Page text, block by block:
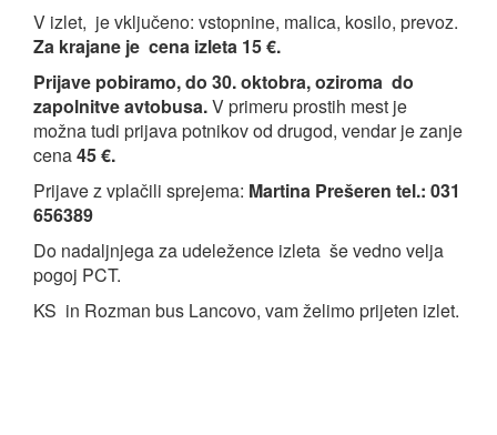
V izlet, je vključeno: vstopnine, malica, kosilo, prevoz.
Za krajane je cena izleta 15 €.
Prijave pobiramo, do 30. oktobra, oziroma do
zapolnitve avtobusa.V primeru prostih mest je
možna tudi prijava potnikov od drugod, vendar je zanje
cena45 €.
Prijave z vplačili sprejema: Martina Prešeren tel.: 031
656389
Do nadaljnjega za udeležence izleta še vedno velja
pogoj PCT.
KS in Rozman bus Lancovo, vam želimo prijeten izlet.